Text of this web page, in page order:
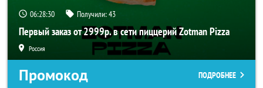
06:28:30 Получили:43
Первый заказ от 2999р. в сети пиццерий Zotman Pizza
Россия
Промокод ПОДРОБНЕЕ